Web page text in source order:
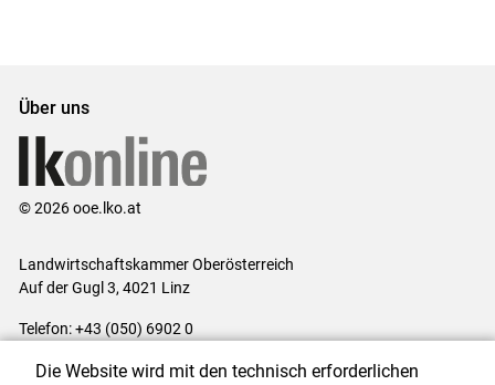
Über uns
© 2026 ooe.lko.at
Landwirtschaftskammer Oberösterreich
Auf der Gugl 3, 4021 Linz
Telefon: +43 (050) 6902 0
Die Website wird mit den technisch erforderlichen